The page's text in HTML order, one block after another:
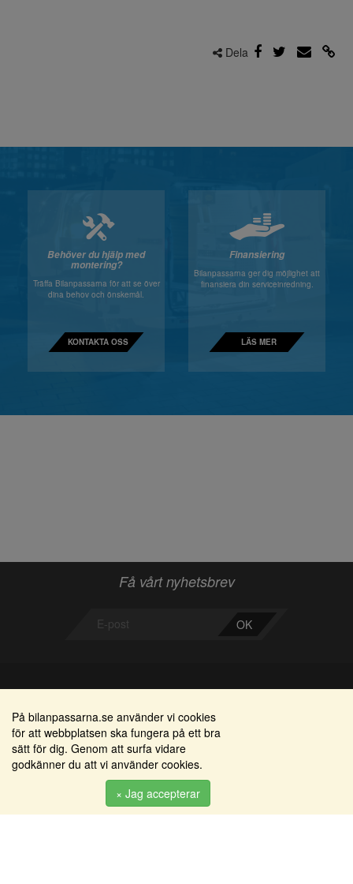
Dela
Behöver du hjälp med
montering?
Träffa Bilanpassarna för att se över
dina behov och önskemål.
KONTAKTA OSS
Finansiering
Bilanpassarna ger dig möjlighet att
finansiera din serviceinredning.
LÄS MER
Få vårt nyhetsbrev
OK
Bilanpassarna
Smedjegatan 22
352 46 Växjö
info@bilanpassarna.se
Områden
Alkomätare / alkolås
Elprodukter
Serviceinredningar
Tillbehörs artiklar
På bilanpassarna.se använder vi cookies
för att webbplatsen ska fungera på ett bra
sätt för dig. Genom att surfa vidare
godkänner du att vi använder cookies.
× Jag accepterar